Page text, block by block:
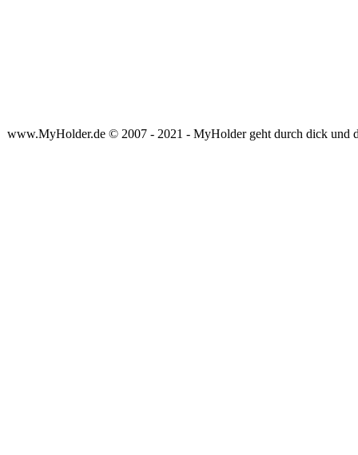
www.MyHolder.de © 2007 - 2021 - MyHolder geht durch dick und